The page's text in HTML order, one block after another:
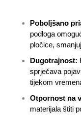
Poboljšano
podloga
pločice,
Dugotrajnost:
sprječava
tijekom
Otpornost na
materijala štiti